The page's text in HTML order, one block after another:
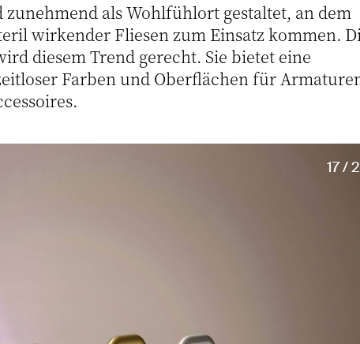
zunehmend als Wohlfühlort gestaltet, an dem
wirkender Fliesen zum Einsatz kommen.
diesem Trend gerecht. Sie bietet eine
Farben und Oberflächen für
17 /